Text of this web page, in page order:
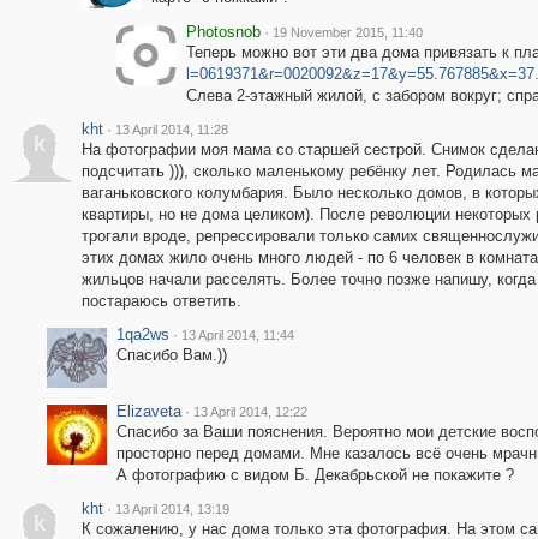
Photosnob · 19 November 2015, 11:40
Теперь можно вот эти два дома привязать к
Слева 2-этажный жилой, с забором вокруг;
k
kht · 13 April 2014, 11:28
На фотографии моя мама со старшей сестрой. Снимок
подсчитать ))), сколько маленькому ребёнку лет. Родилась
ваганьковского колумбария. Было несколько домов, в
квартиры, но не дома целиком). После революции некоторых
трогали вроде, репрессировали только самих
этих домах жило очень много людей - по 6 человек в
жильцов начали расселять. Более точно позже напишу,
постараюсь ответить.
1qa2ws · 13 April 2014, 11:44
Спасибо Вам.))
Elizaveta · 13 April 2014, 12:22
Спасибо за Ваши пояснения. Вероятно мои детские
просторно перед домами. Мне казалось всё очень
А фотографию с видом Б. Декабрьской не покажите ?
k
kht · 13 April 2014, 13:19
К сожалению, у нас дома только эта фотография. На этом